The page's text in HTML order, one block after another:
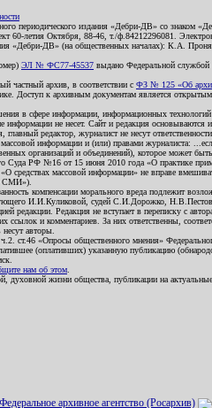
периодического издания «Дебри-ДВ» со
60-летия Октября, 88-46, т./ф.84212296081.
«Дебри-ДВ» (на общественных
ЭЛ № ФС77-45537 выдано Федеральной службой
частный архив, в соответствии с ФЗ № 125 «Об
Доступ к архивным документам является
в сфере информации, информационных
информации не несет. Сайт и редакция
редактор, журналист не несут
информации и (или) правами журналиста:
организаций и объединений), которое может
Суда РФ №16 от 15 июня 2010 года «О практике
средствах массовой информации» не вправе
СМИ»).
компенсации морального вреда подлежит
И.И.Куликовой, судей С.И.Дорожко,
редакции. Редакция не вступает в переписку с
ссылок и комментариев. За них ответственны,
авторы.
ст.46 «Опросы общественного мнения»
(оплативших) указанную публикацию
нам об этом
духовной жизни общества, публикации на